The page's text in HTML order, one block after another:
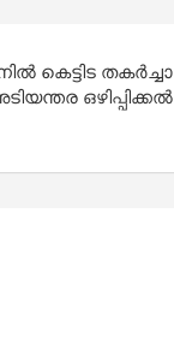
കെട്ടിട തകർച്ചാ
ഒഴിപ്പിക്കൽ